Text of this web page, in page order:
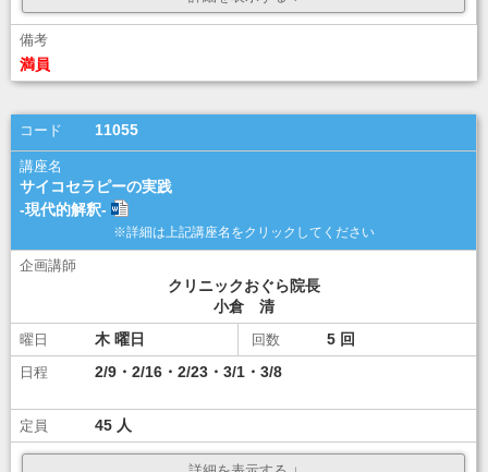
満員
11055
サイコセラピーの実践
-現代的解釈-
クリニックおぐら院長
小倉 清
木
5
2/9・2/16・2/23・3/1・3/8
45